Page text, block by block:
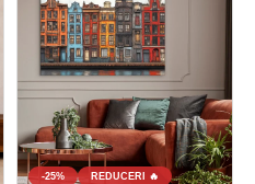
-25% REDUCERI 🔥